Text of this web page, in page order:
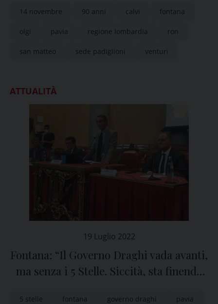
14 novembre 90 anni calvi fontana
olgi pavia regione lombardia ron
san matteo sede padiglioni venturi
ATTUALITÀ
19 Luglio 2022
Fontana: “Il Governo Draghi vada avanti,
ma senza i 5 Stelle. Siccità, sta finendo
5 stelle fontana governo draghi pavia